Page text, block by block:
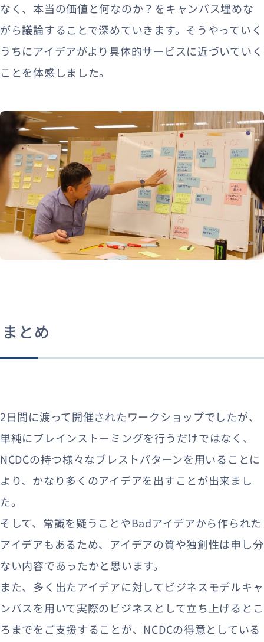
なく、本当の価値と何なのか？をキャンバス埋めな
がら議論することで深めていきます。そうやっていく
うちにアイデアがより具体的サービスに近づいていく
ことを体感しました。
まとめ
2日間に渡って開催されたワークショップでしたが、
単純にブレインストーミングを行うだけではなく、
NCDCの持つ様々なブレストパターンを用いることに
より、かなり多くのアイデアを出すことが出来まし
た。
そして、常識を疑うことやBadアイデアから作られた
アイデアもあるため、アイデアの質や独創性は申し分
ない内容であったかと思います。
また、多く出たアイデアに対してビジネスモデルキャ
ンバスを用いて実際のビジネスとして立ち上げるとこ
ろまでをご支援することが、NCDCの得意としている